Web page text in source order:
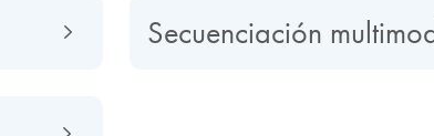
Secuenciación